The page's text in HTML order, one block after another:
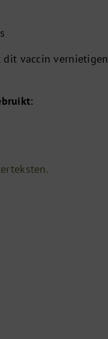
dit vaccin vernietigen